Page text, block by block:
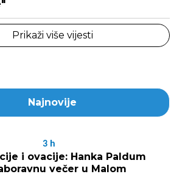
Prikaži više vijesti
Najnovije
3 h
i ovacije: Hanka Paldum
večer u Malom